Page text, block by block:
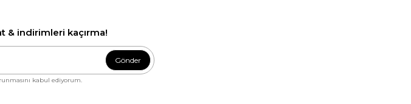
& indirimleri kaçırma!
Gönder
kabul ediyorum.